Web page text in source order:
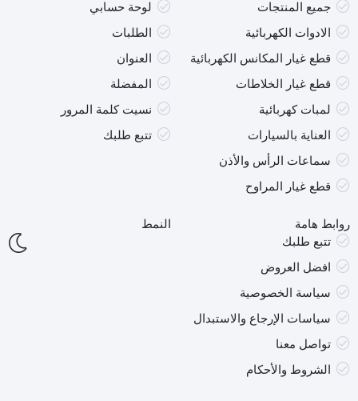
جميع المنتجات
الادوات الكهربائية
قطع غيار المكانس الكهربائية
قطع غيار الخلاطات
لمبات كهربائية
العناية بالسيارات
سماعات الرأس والأذن
قطع غيار المراوح
لوحة حسابي
الطلبات
العنوان
المفضلة
نسيت كلمة المرور
تتبع طلبك
روابط هامة
تتبع طلبك
افضل العروض
سياسة الخصوصية
سياسات الإرجاع والاستبدال
تواصل معنا
الشروط والأحكام
النمط